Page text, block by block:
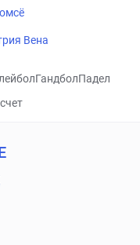
Вена
ГандболПадел